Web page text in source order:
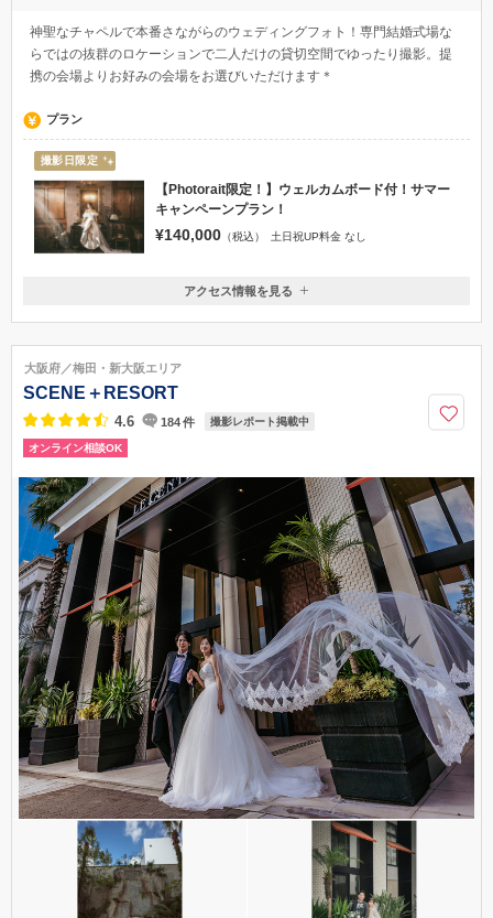
神聖なチャペルで本番さながらのウェディングフォト！専門結婚式場な
らではの抜群のロケーションで二人だけの貸切空間でゆったり撮影。提
携の会場よりお好みの会場をお選びいただけます＊
プラン
撮影日限定
【Photorait限定！】ウェルカムボード付！サマー
キャンペーンプラン！
¥140,000 （税込） 土日祝UP料金 なし
宮城県大崎市古川李埣3-2-2
0229-91-5030
アクセス情報を見る
大阪府／梅田・新大阪エリア
SCENE＋RESORT
4.6 184件 撮影レポート掲載中
オンライン相談OK